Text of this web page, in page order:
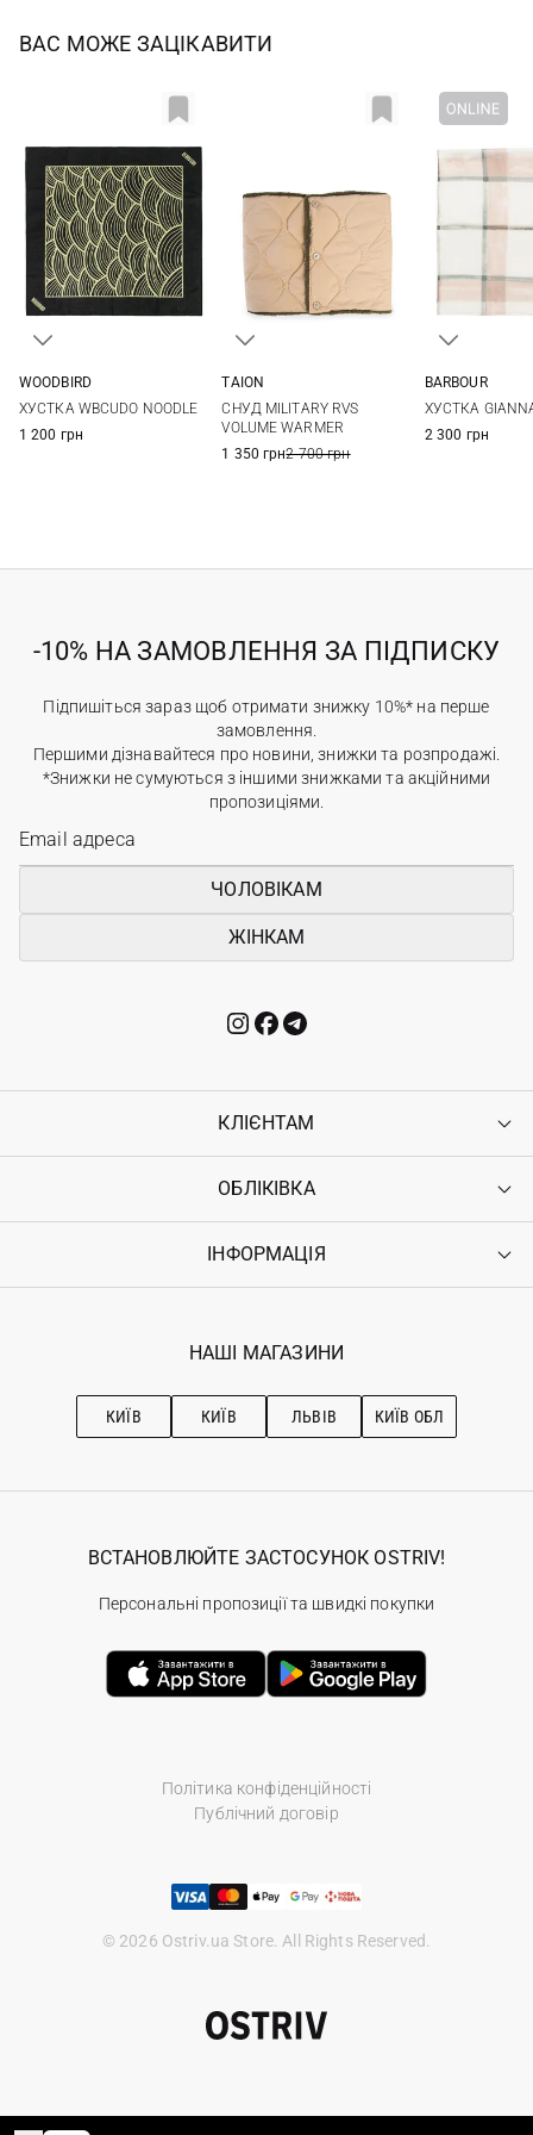
ВАС МОЖЕ ЗАЦІКАВИТИ
WOODBIRD
ХУСТКА WBCUDO NOODLE
1 200 грн
TAION
СНУД MILITARY RVS
VOLUME WARMER
1 350 грн2 700 грн
BARBOUR
ХУСТКА
2 300 грн
-10% НА ЗАМОВЛЕННЯ ЗА ПІДПИСКУ
Підпишіться зараз щоб отримати знижку 10%* на перше
замовлення.
Першими дізнавайтеся про новини, знижки та розпродажі.
*Знижки не сумуються з іншими знижками та акційними
пропозиціями.
ЧОЛОВІКАМ
ЖІНКАМ
КЛІЄНТАМ
Контакти
Повернення
Гарантія
ОБЛІКІВКА
Увійти
Ostriv Club+
ІНФОРМАЦІЯ
Наші магазини
Рекомендації з догляду
НАШІ МАГАЗИНИ
КИЇВ КИЇВ ЛЬВІВ КИЇВ ОБЛ
Політика конфіденційності
Публічний договір
© 2026 Ostriv.ua Store. All Rights Reserved.
ВСТАНОВЛЮЙТЕ ЗАСТОСУНОК OSTRIV!
Персональні пропозиції та швидкі покупки